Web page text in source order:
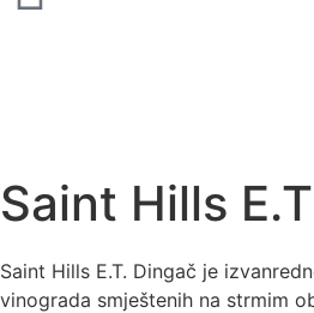
Saint Hills
Saint Hills E.T. Dingač je
vinograda smještenih na strmim